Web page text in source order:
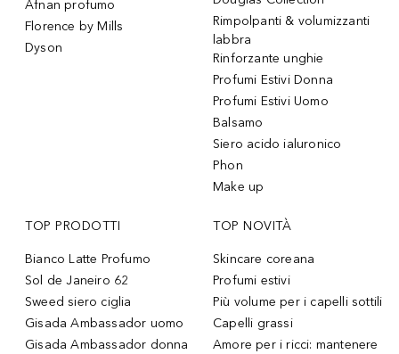
Afnan profumo
Florence by Mills
Dyson
Rimpolpanti & volumizzanti
labbra
Rinforzante unghie
Profumi Estivi Donna
Profumi Estivi Uomo
Balsamo
Siero acido ialuronico
Phon
Make up
TOP PRODOTTI
Bianco Latte Profumo
Sol de Janeiro 62
Sweed siero ciglia
Gisada Ambassador uomo
Gisada Ambassador donna
TOP NOVITÀ
Skincare coreana
Profumi estivi
Più volume per i capelli sottili
Capelli grassi
Amore per i ricci: mantenere